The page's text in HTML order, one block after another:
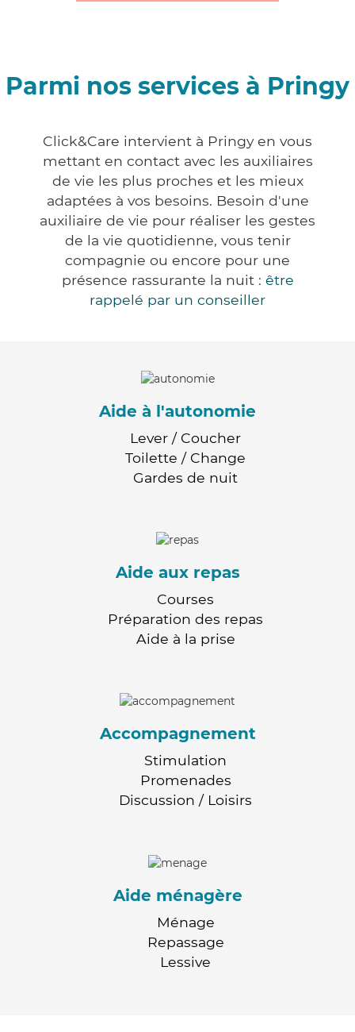
Parmi nos services à Pringy
Click&Care intervient à Pringy en vous
mettant en contact avec les auxiliaires
de vie les plus proches et les mieux
adaptées à vos besoins. Besoin d'une
auxiliaire de vie pour réaliser les gestes
de la vie quotidienne, vous tenir
compagnie ou encore pour une
présence rassurante la nuit : être
rappelé par un conseiller
Aide à l'autonomie
Lever / Coucher
Toilette / Change
Gardes de nuit
Aide aux repas
Courses
Préparation des repas
Aide à la prise
Accompagnement
Stimulation
Promenades
Discussion / Loisirs
Aide ménagère
Ménage
Repassage
Lessive